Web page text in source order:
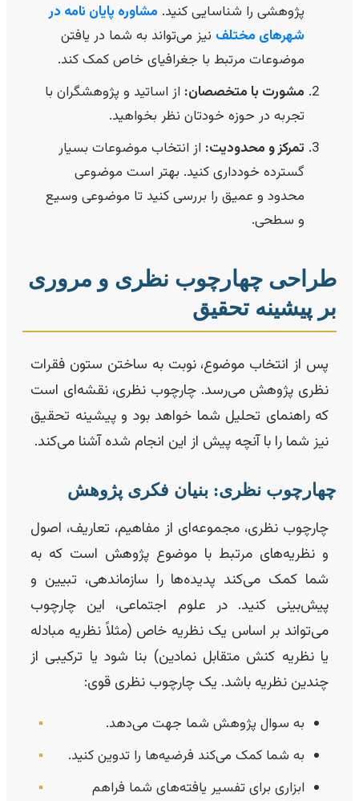
پژوهشی را شناسایی کنید.مشاوره پایان نامه در
شهرهای مختلفنیز می‌تواند به شما در یافتن
موضوعات مرتبط با جغرافیای خاص کمک کند.
مشورت با متخصصان:از اساتید و پژوهشگران با
تجربه در حوزه خودتان نظر بخواهید.
تمرکز و محدودیت:از انتخاب موضوعات بسیار
گسترده خودداری کنید. بهتر است موضوعی
محدود و عمیق را بررسی کنید تا موضوعی وسیع
و سطحی.
چهارچوب نظری و مروری
پیشینه تحقیق
پس از انتخاب موضوع، نوبت به ساختن ستون فقرات
نظری پژوهش می‌رسد. چارچوب نظری، نقشه‌ای است
که راهنمای تحلیل شما خواهد بود و پیشینه تحقیق
نیز شما را با آنچه پیش از این انجام شده آشنا می‌کند.
نظری: بنیان فکری پژوهش
چارچوب نظری، مجموعه‌ای از مفاهیم، تعاریف، اصول
و نظریه‌های مرتبط با موضوع پژوهش است که به
شما کمک می‌کند پدیده‌ها را سازماندهی، تبیین و
پیش‌بینی کنید. در علوم اجتماعی، این چارچوب
می‌تواند بر اساس یک نظریه خاص (مثلاً نظریه مبادله
یا نظریه کنش متقابل نمادین) بنا شود یا ترکیبی از
چندین نظریه باشد. یک چارچوب نظری قوی:
به سوال پژوهش شما جهت می‌دهد.
به شما کمک می‌کند فرضیه‌ها را تدوین کنید.
ابزاری برای تفسیر یافته‌های شما فراهم